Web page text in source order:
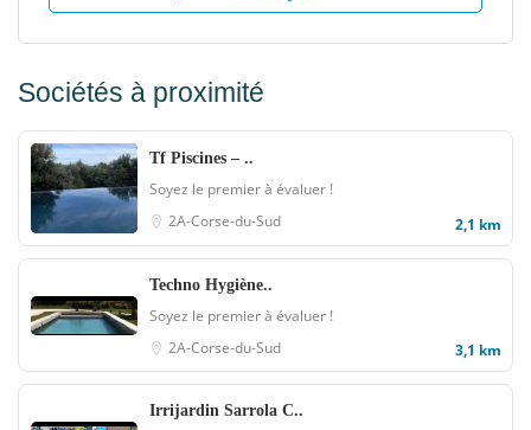
Sociétés à proximité
Tf Piscines – ..
Soyez le premier à évaluer !
2A-Corse-du-Sud
2,1 km
Techno Hygiène..
Soyez le premier à évaluer !
2A-Corse-du-Sud
3,1 km
Irrijardin Sarrola C..